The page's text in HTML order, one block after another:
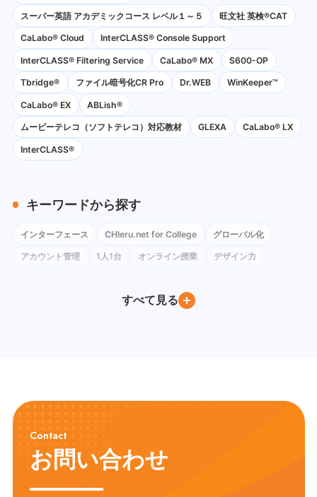
スーパー英語 アカデミックコース レベル１～５ 旺文社 英検®CAT
CaLabo®︎ Cloud InterCLASS®︎ Console Support
InterCLASS®︎ Filtering Service CaLabo® MX S600-OP
Tbridge® ファイル暗号化CR Pro Dr.WEB WinKeeper™
CaLabo® EX ABLish®
ムービーテレコ（ソフトテレコ）対応教材 GLEXA CaLabo® LX
InterCLASS®
キーワードから探す
インターフェース CHIeru.net for College グローバル化
アカウント管理 1人1台 オンライン授業 デザイン力
iPad Google Workspace for Education
英語教育 ICT環境 情報リテラシー
モジュール学習 タブレット
アクティブ・ラーニング ICT セキュリティ対策
すべて見る
Contact
お問い合わせ